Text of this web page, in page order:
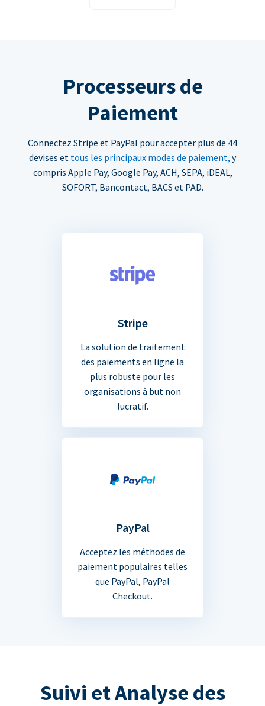
Processeurs de
Paiement
Connectez Stripe et PayPal pour accepter plus de 44
devises et tous les principaux modes de paiement, y
compris Apple Pay, Google Pay, ACH, SEPA, iDEAL,
SOFORT, Bancontact, BACS et PAD.
Stripe
La solution de traitement
des paiements en ligne la
plus robuste pour les
organisations à but non
lucratif.
PayPal
Acceptez les méthodes de
paiement populaires telles
que PayPal, PayPal
Checkout.
Suivi et Analyse des